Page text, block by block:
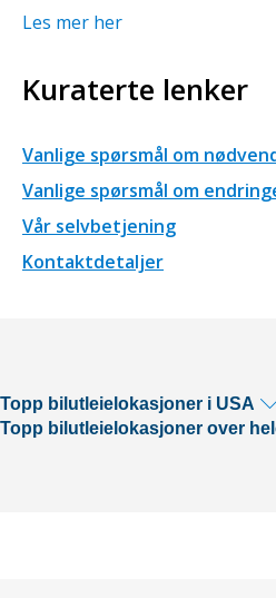
Les mer her
Kuraterte lenker
Vanlige spørsmål om
Vanlige spørsmål om
Vår selvbetjening
Kontaktdetaljer
Topp bilutleielokasjoner i USA
Topp bilutleielokasjoner over